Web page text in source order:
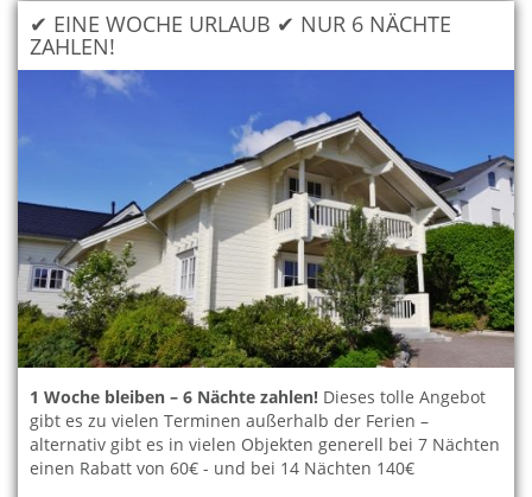
✔ EINE WOCHE URLAUB ✔ NUR 6 NÄCHTE
ZAHLEN!
1 Woche bleiben – 6 Nächte zahlen! Dieses tolle Angebot
gibt es zu vielen Terminen außerhalb der Ferien –
alternativ gibt es in vielen Objekten generell bei 7 Nächten
einen Rabatt von 60€ - und bei 14 Nächten 140€